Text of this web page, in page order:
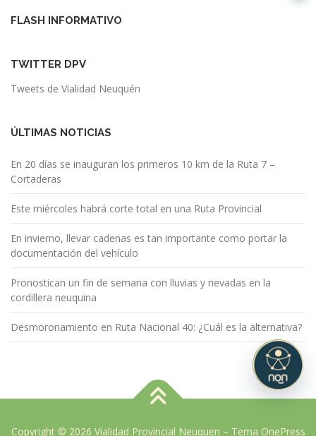
FLASH INFORMATIVO
TWITTER DPV
Tweets de Vialidad Neuquén
ÚLTIMAS NOTICIAS
En 20 días se inauguran los primeros 10 km de la Ruta 7 –
Cortaderas
Este miércoles habrá corte total en una Ruta Provincial
En invierno, llevar cadenas es tan importante como portar la
documentación del vehículo
Pronostican un fin de semana con lluvias y nevadas en la
cordillera neuquina
Desmoronamiento en Ruta Nacional 40: ¿Cuál es la alternativa?
Copyright © 2026 Vialidad Provincial Neuquen – Tema OnePress